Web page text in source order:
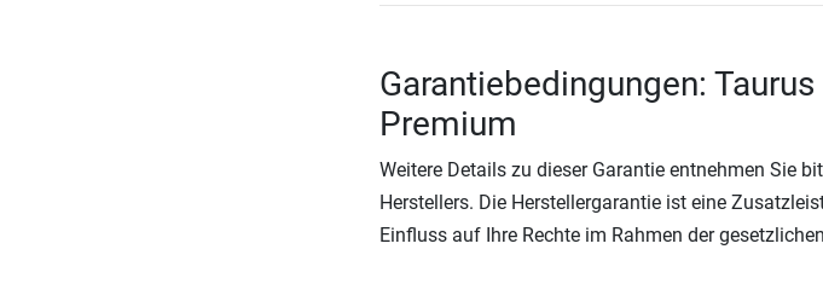
Garantiebedingungen:
Premium
Weitere Details zu dieser Garantie entnehmen Sie
Herstellers. Die Herstellergarantie ist eine
Einfluss auf Ihre Rechte im Rahmen der